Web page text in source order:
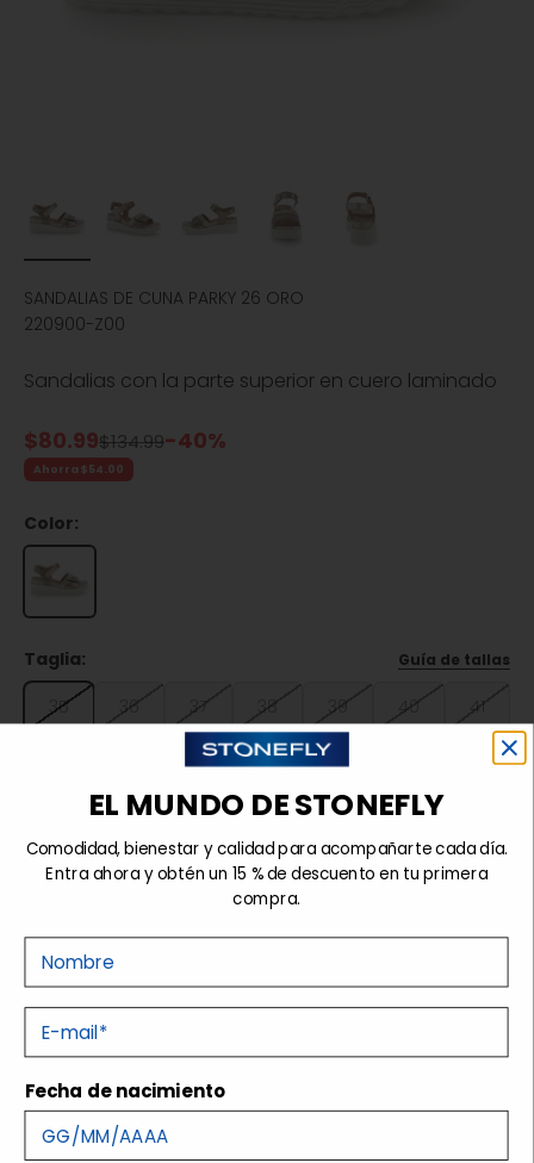
SANDALIAS DE CUNA PARKY 26 ORO
220900-Z00
Sandalias con la parte superior en cuero laminado
Precio de oferta
$80.99Precio normal
$134.99-40%
Ahorra $54.00
Color:
Taglia: Guía de tallas
35 36 37 38 39 40 41
Agotado
Detalles
Tecnologías
Envíos y devoluciones
EL MUNDO DE STONEFLY
Comodidad, bienestar y calidad para acompañarte cada día.
Entra ahora y obtén un 15 % de descuento en tu primera
compra.
Nome
E-mail
Fecha de nacimiento